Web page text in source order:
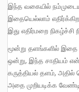
இந்த வகையில் நம்முடைய பணி என்பது சாதியம், மதவாதம்
இதையெல்லாம் எதிர்க்கிற
இது எதிர்மறை நிகழ்ச்சி
மூன்று தளங்களில் இதை செய்யவேண்டும் என்று நான் கருதுகிறேன்.
ஒன்று, இந்த சாதியம்
கருத்தியல் தளம், அதில்
அதை முறியடிக்க